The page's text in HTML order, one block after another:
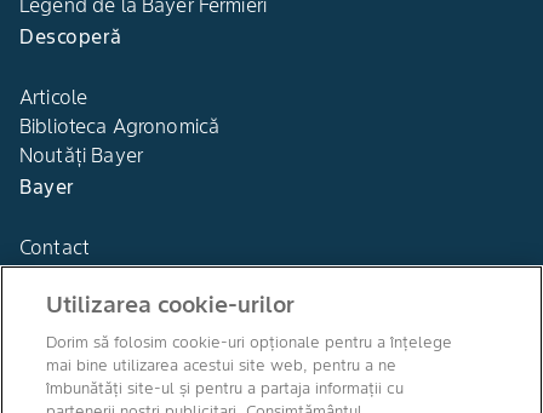
Legend de la Bayer Fermieri
Descoperă
Articole
Biblioteca Agronomică
Noutăți Bayer
Bayer
Contact
Agro Bayer
Utilizarea cookie-urilor
Dorim să folosim cookie-uri opționale pentru a înțelege
mai bine utilizarea acestui site web, pentru a ne
îmbunătăți site-ul și pentru a partaja informații cu